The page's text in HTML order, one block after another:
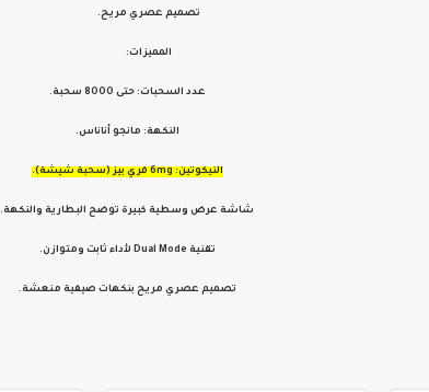
تصميم عصري مريح.
المميزات:
عدد السحبات: حتى 8000 سحبة.
النكهة: مانجو أناناس.
النيكوتين: 6mg فري بيز (سحبة شيشة).
شاشة عرض وسطية كبيرة توضح البطارية والنكهة.
تقنية Dual Mode لأداء ثابت ومتوازن.
تصميم عصري مريح بنكهات صيفية منعشة.